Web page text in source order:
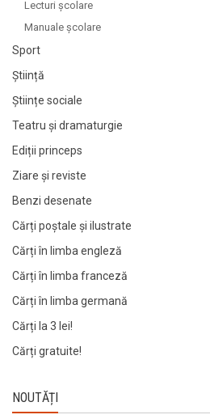
Lecturi şcolare
Manuale şcolare
Sport
Știință
Științe sociale
Teatru și dramaturgie
Ediții princeps
Ziare şi reviste
Benzi desenate
Cărți poștale și ilustrate
Cărți în limba engleză
Cărți în limba franceză
Cărți în limba germană
Cărți la 3 lei!
Cărți gratuite!
NOUTĂȚI